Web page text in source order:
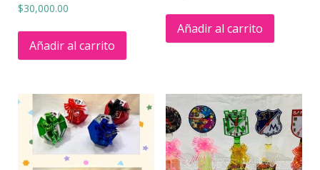
$30,000.00
Añadir al carrito
Añadir al carrito